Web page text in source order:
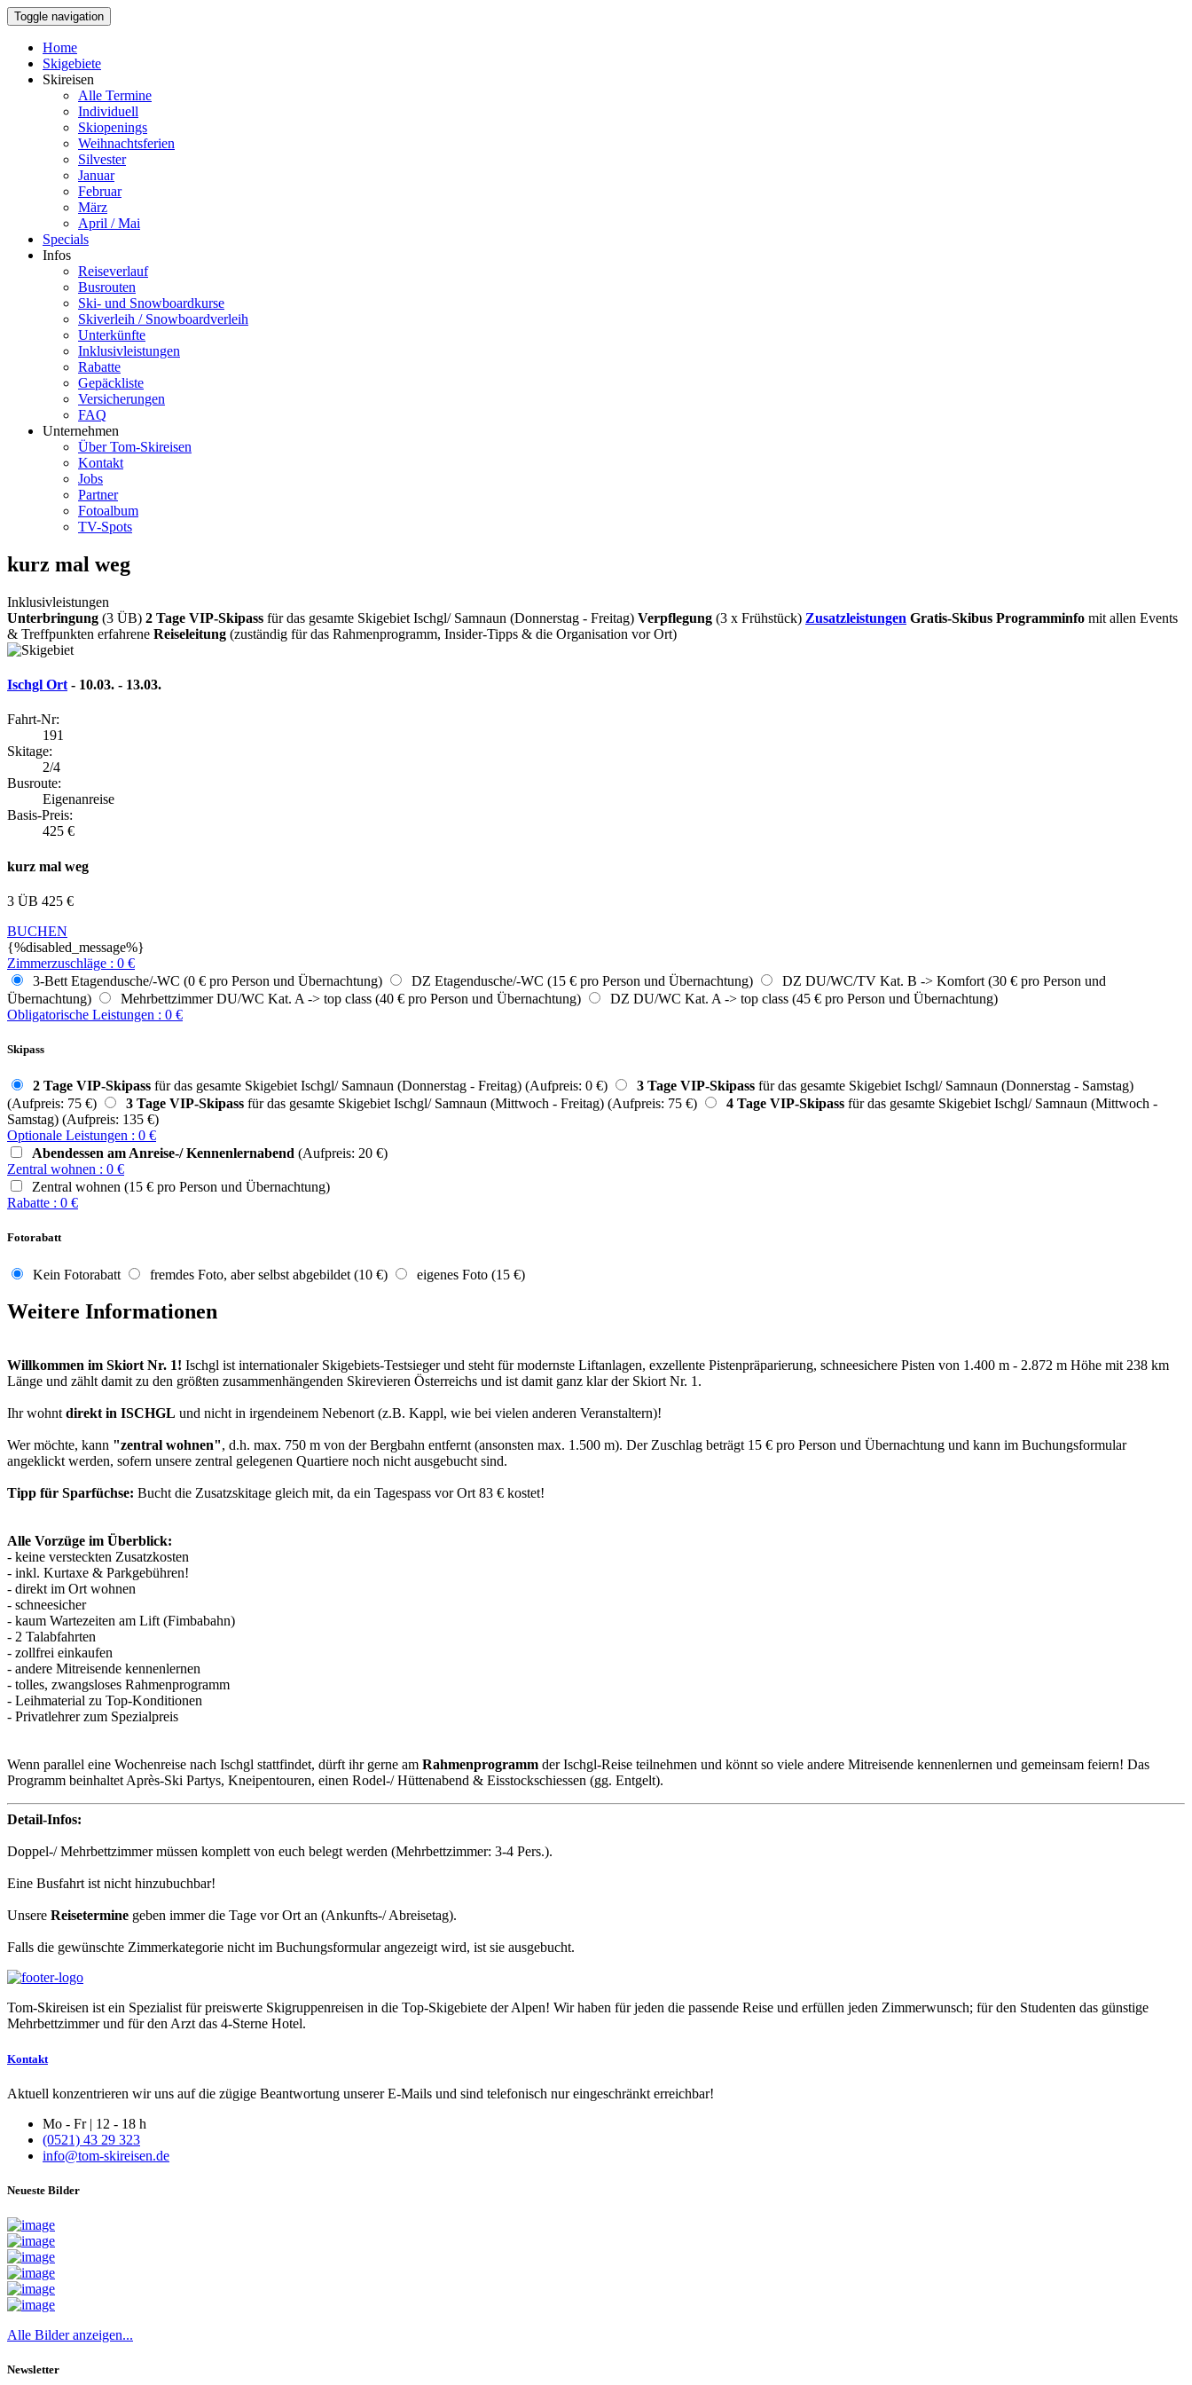
Toggle navigation
Home
Skigebiete
Skireisen
Alle Termine
Individuell
Skiopenings
Weihnachtsferien
Silvester
Januar
Februar
März
April / Mai
Specials
Infos
Reiseverlauf
Busrouten
Ski- und Snowboardkurse
Skiverleih / Snowboardverleih
Unterkünfte
Inklusivleistungen
Rabatte
Gepäckliste
Versicherungen
FAQ
Unternehmen
Über Tom-Skireisen
Kontakt
Jobs
Partner
Fotoalbum
TV-Spots
kurz mal weg
Inklusivleistungen
Unterbringung (3 ÜB) 2 Tage VIP-Skipass für das gesamte Skigebiet Ischgl/ Samnaun (Donnerstag - Freitag) Verpflegung (3 x Frühstück) Zusatzleistungen Gratis-Skibus Programminfo mit allen Events
& Treffpunkten erfahrene Reiseleitung (zuständig für das Rahmenprogramm, Insider-Tipps & die Organisation vor Ort)
Ischgl Ort - 10.03. - 13.03.
Fahrt-Nr:
191
Skitage:
2/4
Busroute:
Eigenanreise
Basis-Preis:
425 €
kurz mal weg
3 ÜB 425 €
BUCHEN
{%disabled_message%}
Zimmerzuschläge : 0 €
3-Bett Etagendusche/-WC (0 € pro Person und Übernachtung)
DZ Etagendusche/-WC (15 € pro Person und Übernachtung)
DZ DU/WC/TV Kat. B -> Komfort (30 € pro Person und
Übernachtung)
Mehrbettzimmer DU/WC Kat. A -> top class (40 € pro Person und Übernachtung)
DZ DU/WC Kat. A -> top class (45 € pro Person und Übernachtung)
Obligatorische Leistungen : 0 €
Skipass
2 Tage VIP-Skipass für das gesamte Skigebiet Ischgl/ Samnaun (Donnerstag - Freitag) (Aufpreis: 0 €) 3 Tage VIP-Skipass für das gesamte Skigebiet Ischgl/ Samnaun (Donnerstag - Samstag)
(Aufpreis: 75 €)
3 Tage VIP-Skipass für das gesamte Skigebiet Ischgl/ Samnaun (Mittwoch - Freitag) (Aufpreis: 75 €) 4 Tage VIP-Skipass für das gesamte Skigebiet Ischgl/ Samnaun (Mittwoch -
Samstag) (Aufpreis: 135 €)
Optionale Leistungen : 0 €
Abendessen am Anreise-/ Kennenlernabend (Aufpreis: 20 €)
Zentral wohnen : 0 €
Zentral wohnen (15 € pro Person und Übernachtung)
Rabatte : 0 €
Fotorabatt
Kein Fotorabatt fremdes Foto, aber selbst abgebildet (10 €) eigenes Foto (15 €)
Weitere Informationen
Willkommen im Skiort Nr. 1! Ischgl ist internationaler Skigebiets-Testsieger und steht für modernste Liftanlagen, exzellente Pistenpräparierung, schneesichere Pisten von 1.400 m - 2.872 m Höhe mit 238 km
Länge und zählt damit zu den größten zusammenhängenden Skirevieren Österreichs und ist damit ganz klar der Skiort Nr. 1.
Ihr wohnt direkt in ISCHGL und nicht in irgendeinem Nebenort (z.B. Kappl, wie bei vielen anderen Veranstaltern)!
Wer möchte, kann "zentral wohnen", d.h. max. 750 m von der Bergbahn entfernt (ansonsten max. 1.500 m). Der Zuschlag beträgt 15 € pro Person und Übernachtung und kann im Buchungsformular
angeklickt werden, sofern unsere zentral gelegenen Quartiere noch nicht ausgebucht sind.
Tipp für Sparfüchse: Bucht die Zusatzskitage gleich mit, da ein Tagespass vor Ort 83 € kostet!
Alle Vorzüge im Überblick:
- keine versteckten Zusatzkosten
- inkl. Kurtaxe & Parkgebühren!
- direkt im Ort wohnen
- schneesicher
- kaum Wartezeiten am Lift (Fimbabahn)
- 2 Talabfahrten
- zollfrei einkaufen
- andere Mitreisende kennenlernen
- tolles, zwangsloses Rahmenprogramm
- Leihmaterial zu Top-Konditionen
- Privatlehrer zum Spezialpreis
Wenn parallel eine Wochenreise nach Ischgl stattfindet, dürft ihr gerne am Rahmenprogramm der Ischgl-Reise teilnehmen und könnt so viele andere Mitreisende kennenlernen und gemeinsam feiern! Das
Programm beinhaltet Après-Ski Partys, Kneipentouren, einen Rodel-/ Hüttenabend & Eisstockschiessen (gg. Entgelt).
Detail-Infos:
Doppel-/ Mehrbettzimmer müssen komplett von euch belegt werden (Mehrbettzimmer: 3-4 Pers.).
Eine Busfahrt ist nicht hinzubuchbar!
Unsere Reisetermine geben immer die Tage vor Ort an (Ankunfts-/ Abreisetag).
Falls die gewünschte Zimmerkategorie nicht im Buchungsformular angezeigt wird, ist sie ausgebucht.
Tom-Skireisen ist ein Spezialist für preiswerte Skigruppenreisen in die Top-Skigebiete der Alpen! Wir haben für jeden die passende Reise und erfüllen jeden Zimmerwunsch; für den Studenten das günstige
Mehrbettzimmer und für den Arzt das 4-Sterne Hotel.
Kontakt
Aktuell konzentrieren wir uns auf die zügige Beantwortung unserer E-Mails und sind telefonisch nur eingeschränkt erreichbar!
Mo - Fr | 12 - 18 h
(0521) 43 29 323
info@tom-skireisen.de
Neueste Bilder
Alle Bilder anzeigen...
Newsletter